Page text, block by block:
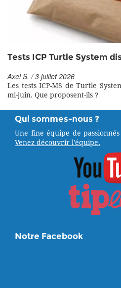
Tests ICP Turtle System
Axel S. / 3 juillet 2026
Les tests ICP-MS de Turtle
mi-juin. Que proposent-ils ?
Qui sommes-nous ?
Une fine équipe de
Venez découvrir l'équipe.
Notre Facebook